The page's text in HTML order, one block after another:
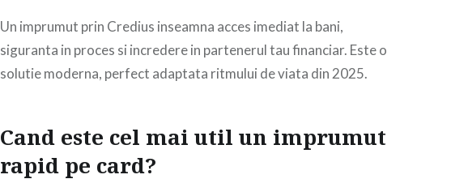
Un imprumut prin Credius inseamna acces imediat la bani,
siguranta in proces si incredere in partenerul tau financiar. Este o
solutie moderna, perfect adaptata ritmului de viata din 2025.
Cand este cel mai util un imprumut
rapid pe card?